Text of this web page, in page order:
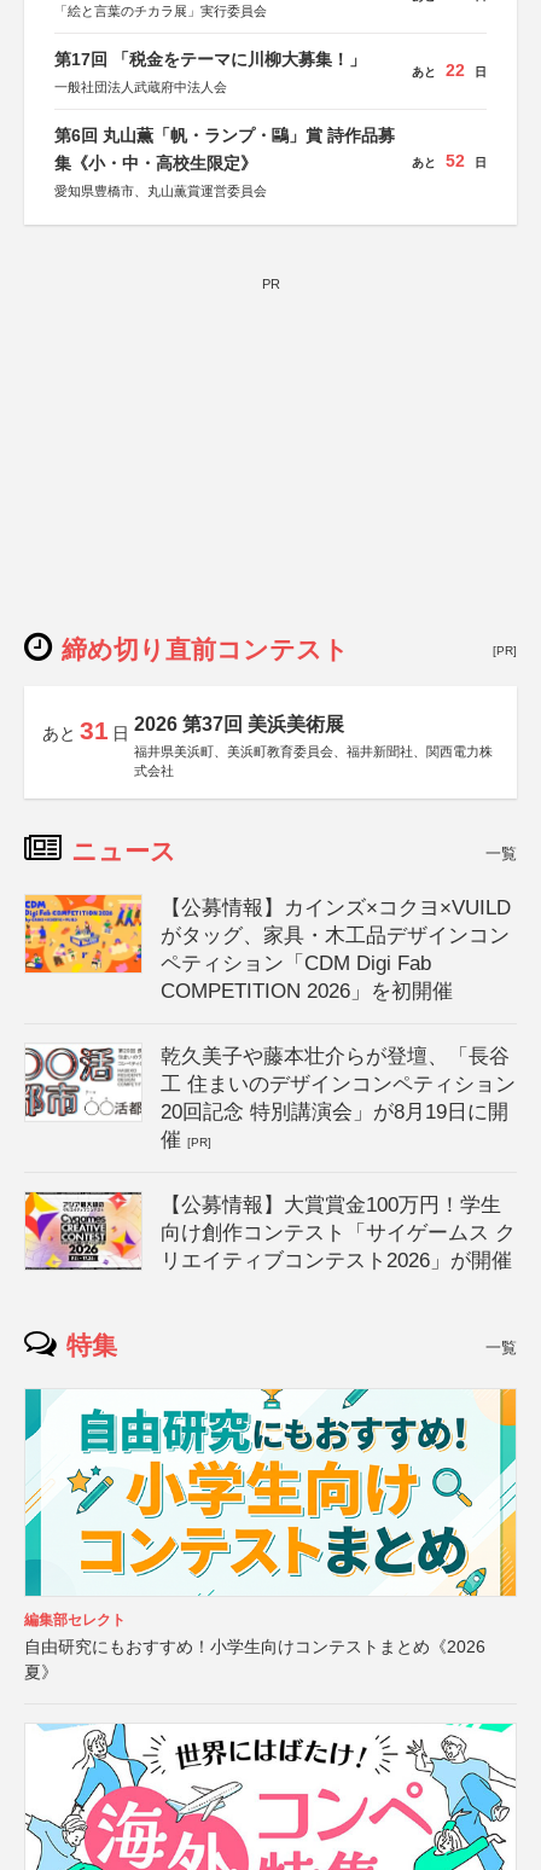
「絵と言葉のチカラ展」実行委員会
第17回 「税金をテーマに川柳大募集！」
一般社団法人武蔵府中法人会
あと 22 日
第6回 丸山薫「帆・ランプ・鷗」賞 詩作品募
集《小・中・高校生限定》
愛知県豊橋市、丸山薫賞運営委員会
あと 52 日
PR
締め切り直前コンテスト [PR]
あと 31 日 2026 第37回 美浜美術展
福井県美浜町、美浜町教育委員会、福井新聞社、関西電力株
式会社
ニュース 一覧
【公募情報】カインズ×コクヨ×VUILD
がタッグ、家具・木工品デザインコン
ペティション「CDM Digi Fab
COMPETITION 2026」を初開催
乾久美子や藤本壮介らが登壇、「長谷
工 住まいのデザインコンペティション
20回記念 特別講演会」が8月19日に開
催[PR]
【公募情報】大賞賞金100万円！学生
向け創作コンテスト「サイゲームス ク
リエイティブコンテスト2026」が開催
特集 一覧
編集部セレクト
自由研究にもおすすめ！小学生向けコンテストまとめ《2026
夏》